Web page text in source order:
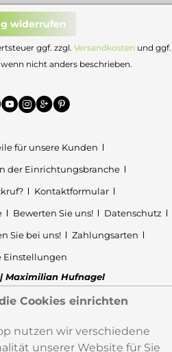
widerrufen
ggf. zzgl. Versandkosten und ggf.
nicht anders beschrieben.
für unsere Kunden
der Einrichtungsbranche
Kontaktformular
Bewerten Sie uns!
Datenschutz
Sie bei uns!
Zahlungsarten
Einstellungen
Maximilian Hufnagel
Cookies einrichten
nutzen wir verschiedene
unserer Website für Sie